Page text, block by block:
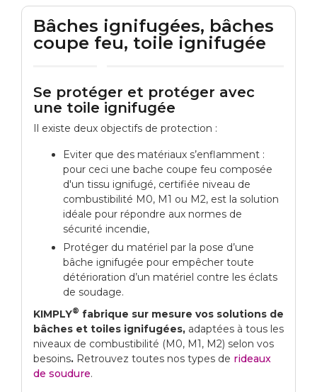
Bâches ignifugées, bâches
coupe feu, toile ignifugée
Se protéger et protéger avec
une toile ignifugée
Il existe deux objectifs de protection :
Eviter que des matériaux s’enflamment :
pour ceci une bache coupe feu composée
d'un tissu ignifugé, certifiée niveau de
combustibilité M0, M1 ou M2, est la solution
idéale pour répondre aux normes de
sécurité incendie,
Protéger du matériel par la pose d’une
bâche ignifugée pour empêcher toute
détérioration d’un matériel contre les éclats
de soudage.
KIMPLY® fabrique sur mesure vos solutions de
bâches et toiles ignifugées, adaptées à tous les
niveaux de combustibilité (M0, M1, M2) selon vos
besoins. Retrouvez toutes nos types de rideaux
de soudure.